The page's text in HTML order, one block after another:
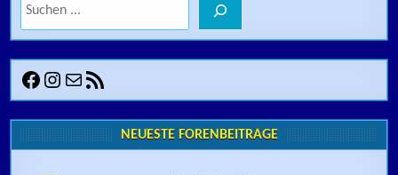
Facebook
Instagram
E-MailRSS-Feed
NEUESTE FORENBEITRÄGE